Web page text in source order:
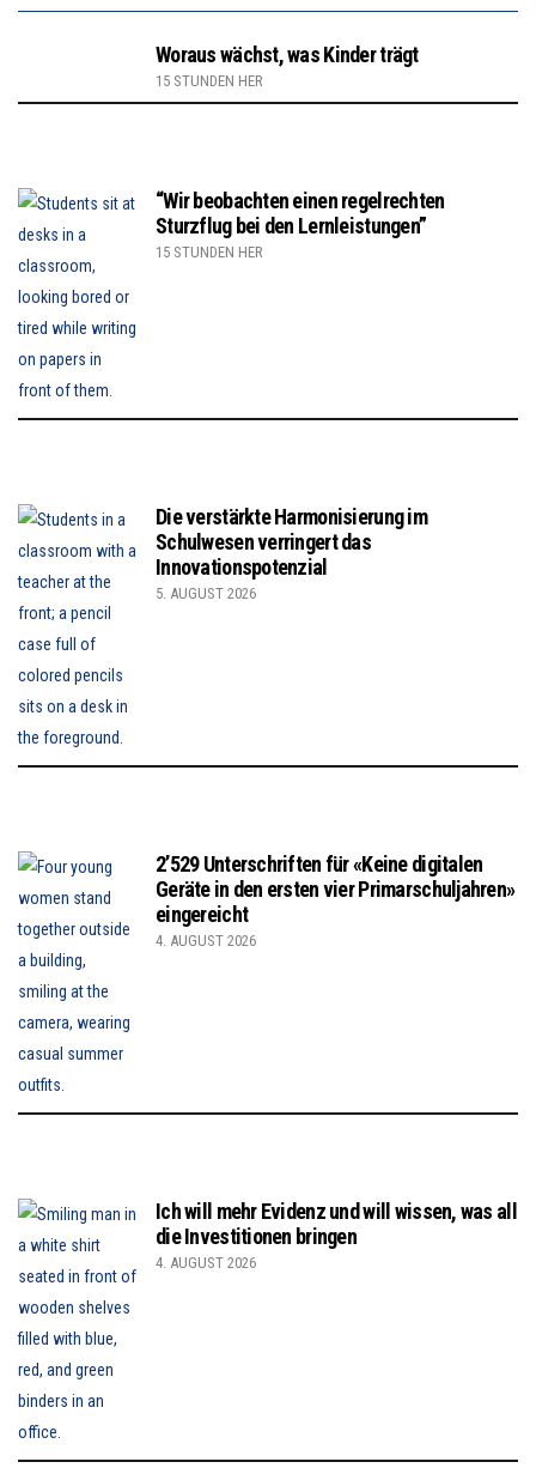
Woraus wächst, was Kinder trägt
15 STUNDEN HER
“Wir beobachten einen regelrechten
Sturzflug bei den Lernleistungen”
15 STUNDEN HER
Die verstärkte Harmonisierung im
Schulwesen verringert das
Innovationspotenzial
5. AUGUST 2026
2’529 Unterschriften für «Keine digitalen
Geräte in den ersten vier Primarschuljahren»
eingereicht
4. AUGUST 2026
Ich will mehr Evidenz und will wissen, was all
die Investitionen bringen
4. AUGUST 2026